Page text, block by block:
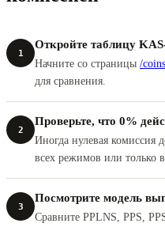
1
Откройте таблицу
Начните со страницы /
для сравнения.
2
Проверьте, что 0%
Иногда нулевая комиссия
всех режимов или только
3
Посмотрите модель
Сравните PPLNS, PPS,